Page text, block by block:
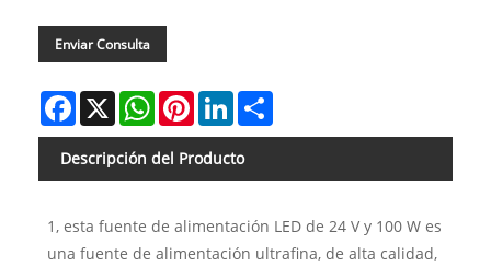
Enviar Consulta
Facebook
X WhatsAppPinterestLinkedIn
Descripción del Producto
1, esta fuente de alimentación LED de 24 V y 100 W es
una fuente de alimentación ultrafina, de alta calidad,